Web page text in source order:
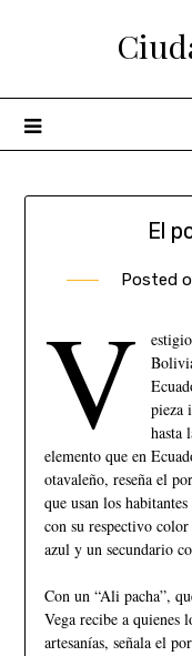
El
Posted
V
pieza
hasta
elemento que en
otavaleño, reseña el
que usan los
con su respectivo
azul y un secundario
Con un “Ali pacha”,
Vega recibe a quienes
artesanías, señala el